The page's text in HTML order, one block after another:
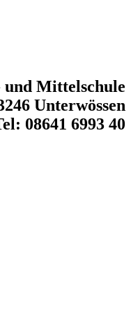
Mittelschule
Unterwössen
08641 6993 40